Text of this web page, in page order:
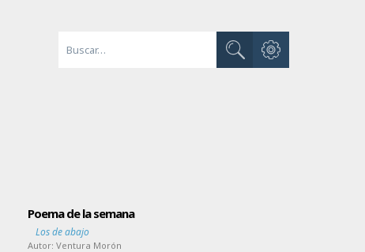
Buscar
Búsqueda avanzada
Poema de la semana
Los de abajo
Autor:Ventura Morón